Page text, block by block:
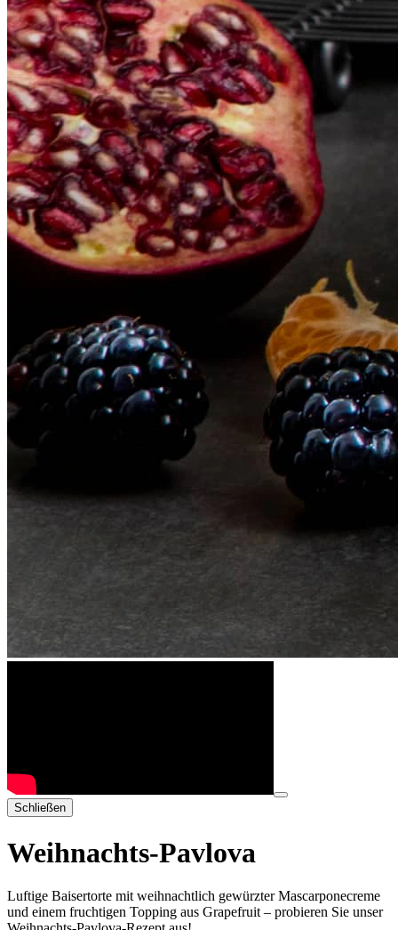
Schließen
Weihnachts-Pavlova
Luftige Baisertorte mit weihnachtlich gewürzter Mascarponecreme
und einem fruchtigen Topping aus Grapefruit – probieren Sie unser